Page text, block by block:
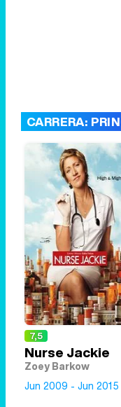
CARRERA:
7,5
Nurse Jackie
Zoey Barkow
Jun 2009 - Jun 2015